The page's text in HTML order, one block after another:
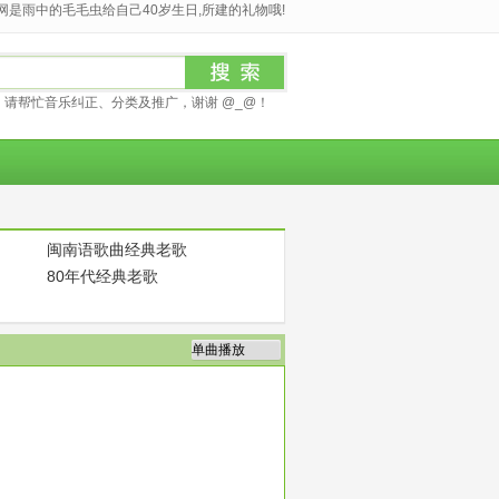
是雨中的毛毛虫给自己40岁生日,所建的礼物哦!
帮忙音乐纠正、分类及推广，谢谢 @_@！
闽南语歌曲经典老歌
80年代经典老歌